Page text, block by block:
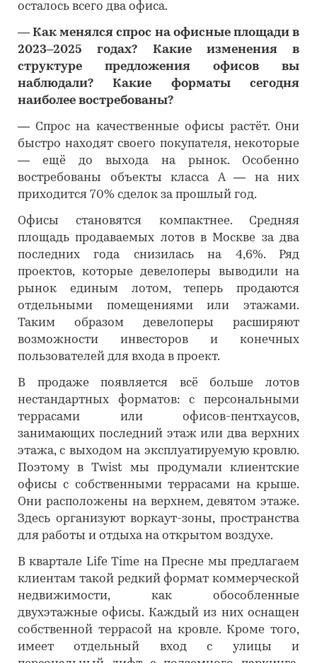
осталось всего два офиса.
― Как менялся спрос на офисные площади в
2023–2025 годах? Какие изменения в
структуре предложения офисов вы
наблюдали? Какие форматы сегодня
наиболее востребованы?
― Спрос на качественные офисы растёт. Они
быстро находят своего покупателя, некоторые
— ещё до выхода на рынок. Особенно
востребованы объекты класса A — на них
приходится 70% сделок за прошлый год.
Офисы становятся компактнее. Средняя
площадь продаваемых лотов в Москве за два
последних года снизилась на 4,6%. Ряд
проектов, которые девелоперы выводили на
рынок единым лотом, теперь продаются
отдельными помещениями или этажами.
Таким образом девелоперы расширяют
возможности инвесторов и конечных
пользователей для входа в проект.
В продаже появляется всё больше лотов
нестандартных форматов: с персональными
террасами или офисов-пентхаусов,
занимающих последний этаж или два верхних
этажа, с выходом на эксплуатируемую кровлю.
Поэтому в Twist мы продумали клиентские
офисы с собственными террасами на крыше.
Они расположены на верхнем, девятом этаже.
Здесь организуют воркаут-зоны, пространства
для работы и отдыха на открытом воздухе.
В квартале Life Time на Пресне мы предлагаем
клиентам такой редкий формат коммерческой
недвижимости, как обособленные
двухэтажные офисы. Каждый из них оснащен
собственной террасой на кровле. Кроме того,
имеет отдельный вход с улицы и